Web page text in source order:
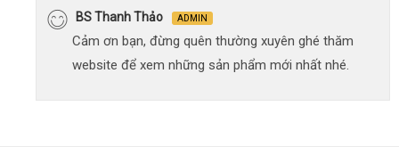
BS Thanh Thảo ADMIN
Cảm ơn bạn, đừng quên thường xuyên ghé thăm
website để xem những sản phẩm mới nhất nhé.